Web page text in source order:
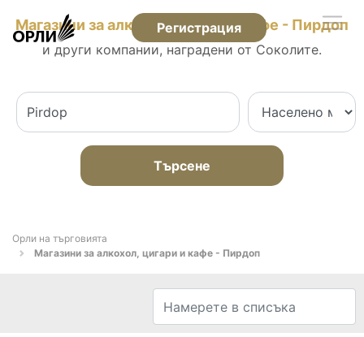
Регистрация
Магазини за алкохол, цигари и кафе - Пирдоп
и други компании, наградени от Соколите.
Търсене
Орли на търговията
Магазини за алкохол, цигари и кафе - Пирдоп